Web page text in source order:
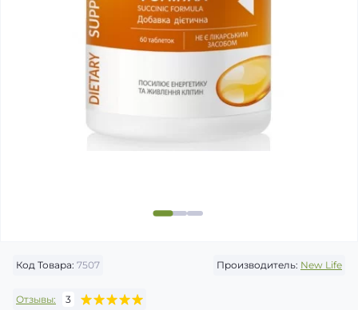
Код Товара: 7507 Производитель: New Life
Отзывы: 3